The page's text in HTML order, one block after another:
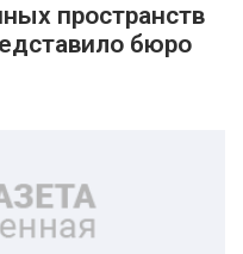
пространств
бюро